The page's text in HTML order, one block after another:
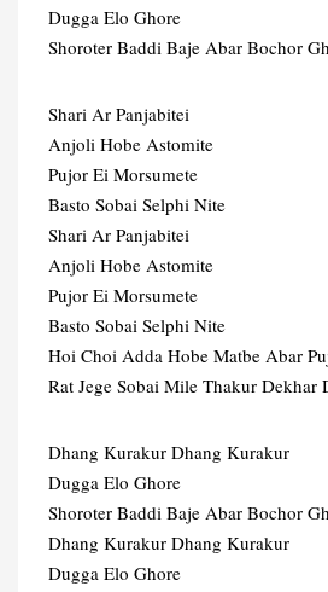
Dugga Elo Ghore
Shoroter Baddi Baje Abar Bochor
Shari Ar Panjabitei
Anjoli Hobe Astomite
Pujor Ei Morsumete
Basto Sobai Selphi Nite
Shari Ar Panjabitei
Anjoli Hobe Astomite
Pujor Ei Morsumete
Basto Sobai Selphi Nite
Hoi Choi Adda Hobe Matbe Abar
Rat Jege Sobai Mile Thakur Dekhar
Dhang Kurakur Dhang Kurakur
Dugga Elo Ghore
Shoroter Baddi Baje Abar Bochor
Dhang Kurakur Dhang Kurakur
Dugga Elo Ghore